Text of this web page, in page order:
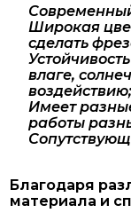
Широкая
сделать
влаге,
воздействию;
Имеет
работы
Благодаря
материала и